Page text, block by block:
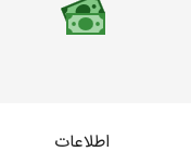
اطلاعات